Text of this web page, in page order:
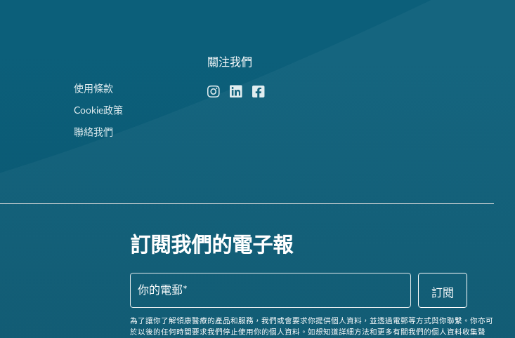
使用條款
Cookie政策
聯絡我們
關注我們
訂閱我們的電子報
為了讓你了解領康醫療的產品和服務，我們或會要求你提供個人資料，並透過電郵等方式與你聯繫。你亦可
於以後的任何時間要求我們停止使用你的個人資料。如想知道詳細方法和更多有關我們的個人資料收集聲